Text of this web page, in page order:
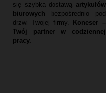
się szybką dostawą artykułów
biurowych bezpośrednio pod
drzwi Twojej firmy.
Koneser –
Twój partner w codziennej
pracy.